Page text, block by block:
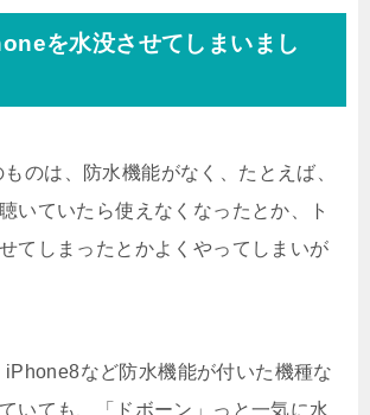
を水没させてしまいまし
のは、防水機能がなく、たとえば、
いていたら使えなくなったとか、ト
てしまったとかよくやってしまいが
など防水機能が付いた機種な
いても、「ドボーン」っと一気に水